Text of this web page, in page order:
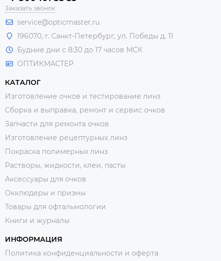
Заказать звонок
service@opticmaster.ru
196070, г. Санкт-Петербург, ул. Победы д. 11
Будние дни с 8:30 до 17 часов МСК
ОПТИКМАСТЕР
КАТАЛОГ
Изготовление очков и тестирование линз
Сборка и выправка, ремонт и сервис очков
Запчасти для ремонта очков
Изготовление рецептурных линз
Покраска полимерных линз
Растворы, жидкости, клеи, пасты
Аксессуары для очков
Окклюдеры и призмы
Товары для офтальмологии
Книги и журналы
ИНФОРМАЦИЯ
Политика конфиденциальности и оферта